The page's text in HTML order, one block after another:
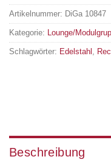
Artikelnummer: DiGa 10847
Kategorie: Lounge/
Schlagwörter: Edelstahl
Beschreibung